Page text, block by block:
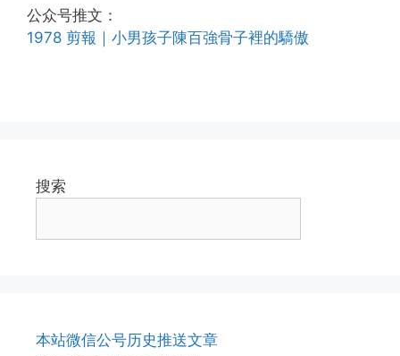
公众号推文：
1978 剪報｜小男孩子陳百強骨子裡的驕傲
搜索
本站微信公号历史推送文章